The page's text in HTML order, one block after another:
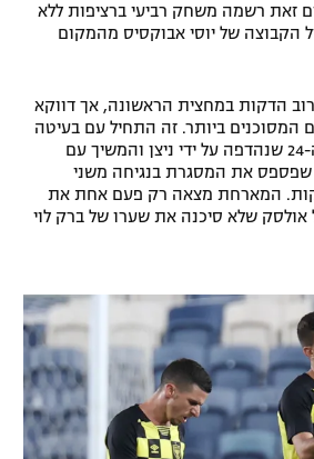
לבית עסק
זאת רשמה משחק רביעי ברציפות ללא
מאכזב מול הקבוצה של יוסי אבוקסיס מהמקום
הדקות במחצית הראשונה, אך דווקא
המסוכנים ביותר. זה התחיל עם בעיטה
חזקה של זריהן בדקה ה-24 שנהדפה על ידי ניצן והמשיך עם
שפספס את המסגרת בנגיחה משני
המארחת מצאה רק פעם אחת את
שלא סיכנה את שערו של ברק לוי